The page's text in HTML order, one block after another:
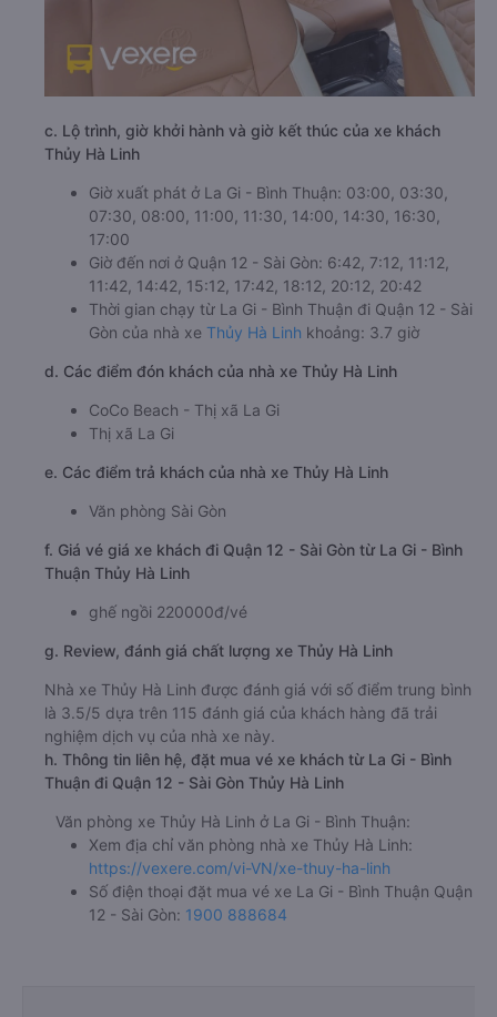
c. Lộ trình, giờ khởi hành và giờ kết thúc của xe khách
Thủy Hà Linh
Giờ xuất phát ở La Gi - Bình Thuận: 03:00, 03:30,
07:30, 08:00, 11:00, 11:30, 14:00, 14:30, 16:30,
17:00
Giờ đến nơi ở Quận 12 - Sài Gòn: 6:42, 7:12, 11:12,
11:42, 14:42, 15:12, 17:42, 18:12, 20:12, 20:42
Thời gian chạy từ La Gi - Bình Thuận đi Quận 12 - Sài
Gòn của nhà xe Thủy Hà Linh khoảng: 3.7 giờ
d. Các điểm đón khách của nhà xe Thủy Hà Linh
CoCo Beach - Thị xã La Gi
Thị xã La Gi
e. Các điểm trả khách của nhà xe Thủy Hà Linh
Văn phòng Sài Gòn
f. Giá vé giá xe khách đi Quận 12 - Sài Gòn từ La Gi - Bình
Thuận Thủy Hà Linh
ghế ngồi 220000đ/vé
g. Review, đánh giá chất lượng xe Thủy Hà Linh
Nhà xe Thủy Hà Linh được đánh giá với số điểm trung bình
là 3.5/5 dựa trên 115 đánh giá của khách hàng đã trải
nghiệm dịch vụ của nhà xe này.
h. Thông tin liên hệ, đặt mua vé xe khách từ La Gi - Bình
Thuận đi Quận 12 - Sài Gòn Thủy Hà Linh
Văn phòng xe Thủy Hà Linh ở La Gi - Bình Thuận:
Xem địa chỉ văn phòng nhà xe Thủy Hà Linh:
https://vexere.com/vi-VN/xe-thuy-ha-linh
Số điện thoại đặt mua vé xe La Gi - Bình Thuận Quận
12 - Sài Gòn: 1900 888684